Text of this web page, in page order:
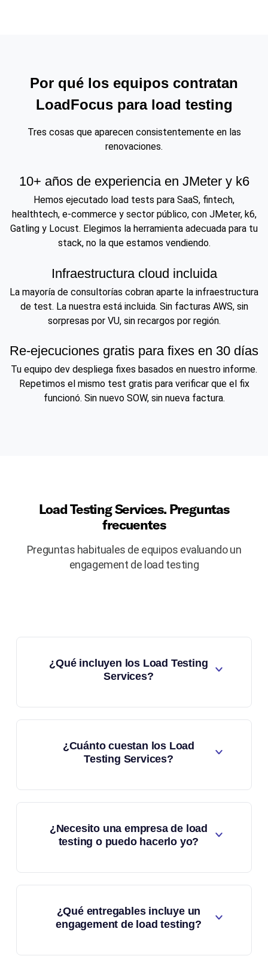
Por qué los equipos contratan
LoadFocus para load testing
Tres cosas que aparecen consistentemente en las
renovaciones.
10+ años de experiencia en JMeter y k6
Hemos ejecutado load tests para SaaS, fintech,
healthtech, e-commerce y sector público, con JMeter, k6,
Gatling y Locust. Elegimos la herramienta adecuada para tu
stack, no la que estamos vendiendo.
Infraestructura cloud incluida
La mayoría de consultorías cobran aparte la infraestructura
de test. La nuestra está incluida. Sin facturas AWS, sin
sorpresas por VU, sin recargos por región.
Re-ejecuciones gratis para fixes en 30 días
Tu equipo dev despliega fixes basados en nuestro informe.
Repetimos el mismo test gratis para verificar que el fix
funcionó. Sin nuevo SOW, sin nueva factura.
Load Testing Services. Preguntas
frecuentes
Preguntas habituales de equipos evaluando un
engagement de load testing
¿Qué incluyen los Load Testing
Services?
¿Cuánto cuestan los Load
Testing Services?
¿Necesito una empresa de load
testing o puedo hacerlo yo?
¿Qué entregables incluye un
engagement de load testing?